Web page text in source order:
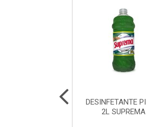
DESINFETANTE
2L SUPREMA